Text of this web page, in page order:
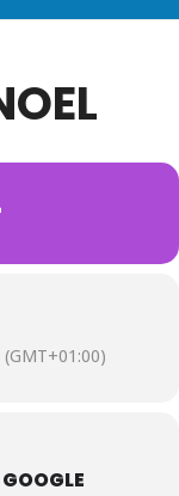
(GMT+01:00)